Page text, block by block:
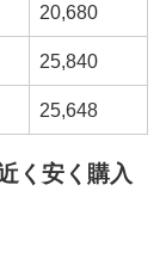
20,680
25,840
25,648
く安く購入